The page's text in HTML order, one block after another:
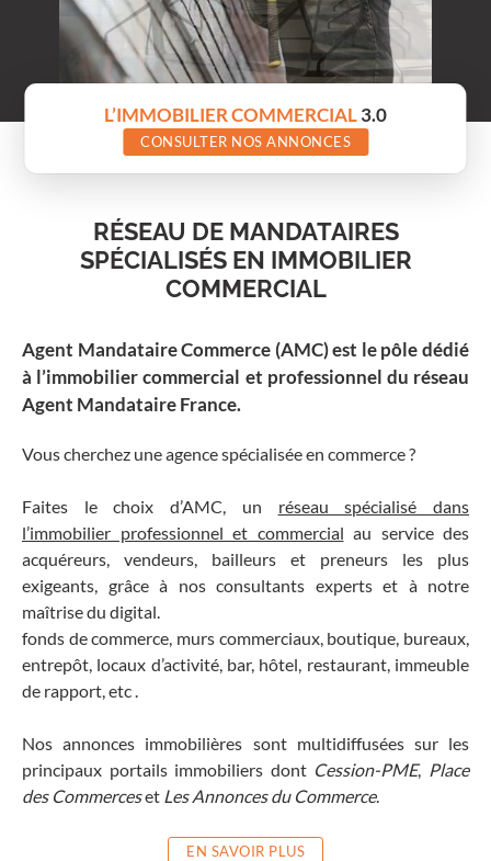
L’IMMOBILIER COMMERCIAL 3.0
CONSULTER NOS ANNONCES
RÉSEAU DE MANDATAIRES
SPÉCIALISÉS EN IMMOBILIER
COMMERCIAL
Agent Mandataire Commerce (AMC) est le pôle dédié
à l’immobilier commercial et professionnel du réseau
Agent Mandataire France.
Vous cherchez une agence spécialisée en commerce ?
Faites le choix d’AMC, un réseau spécialisé dans
l’immobilier professionnel et commercial au service des
acquéreurs, vendeurs, bailleurs et preneurs les plus
exigeants, grâce à nos consultants experts et à notre
maîtrise du digital.
fonds de commerce, murs commerciaux, boutique, bureaux,
entrepôt, locaux d’activité, bar, hôtel, restaurant, immeuble
de rapport, etc .
Nos annonces immobilières sont multidiffusées sur les
principaux portails immobiliers dont Cession-PME, Place
des Commerceset Les Annonces du Commerce.
EN SAVOIR PLUS